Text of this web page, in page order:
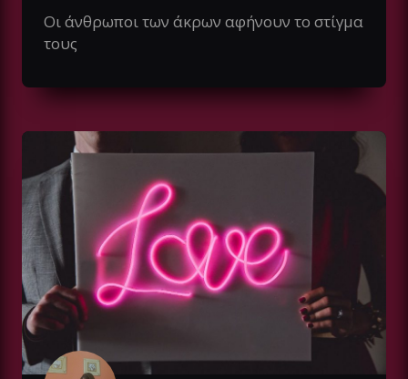
Οι άνθρωποι των άκρων αφήνουν το στίγμα
τους